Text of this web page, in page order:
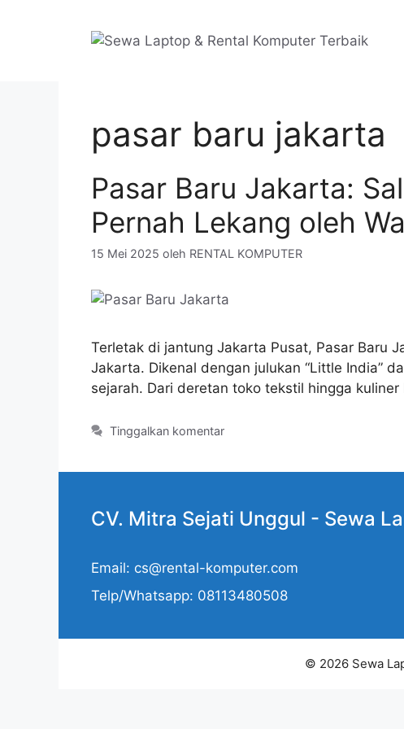
pasar baru jakarta
Pasar Baru Jakarta:
Pernah Lekang oleh
15 Mei 2025 oleh RENTAL KOMPUTER
Terletak di jantung Jakarta Pusat, Pasar Baru
Jakarta. Dikenal dengan julukan “Little India”
sejarah. Dari deretan toko tekstil hingga
Tinggalkan komentar
CV. Mitra Sejati Unggul - Sewa
Email: cs@rental-komputer.com
Telp/Whatsapp: 08113480508
© 2026 Sewa